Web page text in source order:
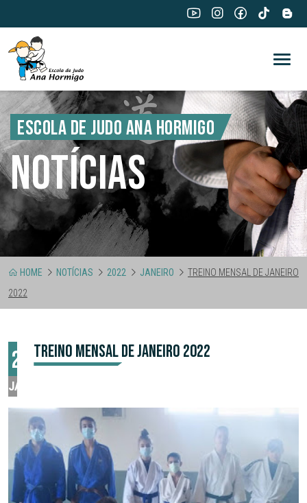
ESCOLA DE JUDO ANA HORMIGO
NOTÍCIAS
HOME NOTÍCIAS 2022 JANEIRO
TREINO MENSAL DE JANEIRO
2022
22
JAN
TREINO MENSAL DE JANEIRO 2022